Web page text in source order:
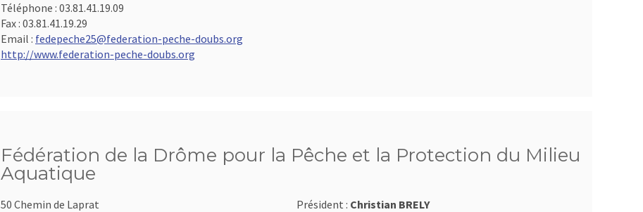
Téléphone : 03.81.41.19.09
Fax : 03.81.41.19.29
Email : fedepeche25@federation-peche-doubs.org
http://www.federation-peche-doubs.org
Fédération de la Drôme pour la Pêche et la Protection du Milieu
Aquatique
50 Chemin de Laprat
Président : Christian BRELY